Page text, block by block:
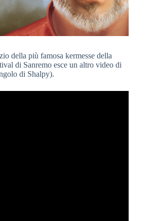
della più famosa kermesse della
di Sanremo esce un altro video di
di Shalpy).